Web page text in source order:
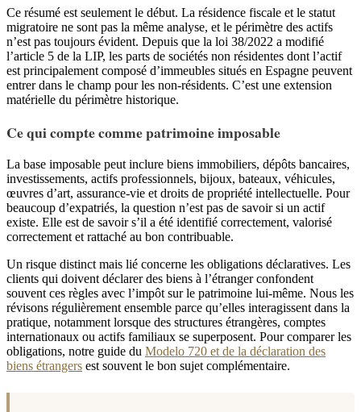
Ce résumé est seulement le début. La résidence fiscale et le statut
migratoire ne sont pas la même analyse, et le périmètre des actifs
n’est pas toujours évident. Depuis que la loi 38/2022 a modifié
l’article 5 de la LIP, les parts de sociétés non résidentes dont l’actif
est principalement composé d’immeubles situés en Espagne peuvent
entrer dans le champ pour les non-résidents. C’est une extension
matérielle du périmètre historique.
Ce qui compte comme patrimoine imposable
La base imposable peut inclure biens immobiliers, dépôts bancaires,
investissements, actifs professionnels, bijoux, bateaux, véhicules,
œuvres d’art, assurance-vie et droits de propriété intellectuelle. Pour
beaucoup d’expatriés, la question n’est pas de savoir si un actif
existe. Elle est de savoir s’il a été identifié correctement, valorisé
correctement et rattaché au bon contribuable.
Un risque distinct mais lié concerne les obligations déclaratives. Les
clients qui doivent déclarer des biens à l’étranger confondent
souvent ces règles avec l’impôt sur le patrimoine lui-même. Nous les
révisons régulièrement ensemble parce qu’elles interagissent dans la
pratique, notamment lorsque des structures étrangères, comptes
internationaux ou actifs familiaux se superposent. Pour comparer les
obligations, notre guide du Modelo 720 et de la déclaration des
biens étrangers est souvent le bon sujet complémentaire.